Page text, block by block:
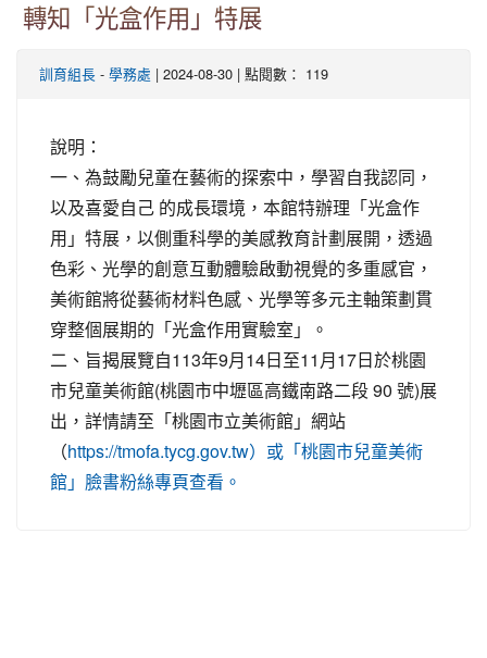
轉知「光盒作用」特展
訓育組長 - 學務處 | 2024-08-30 | 點閱數： 119
說明：
一、為鼓勵兒童在藝術的探索中，學習自我認同，
以及喜愛自己 的成長環境，本館特辦理「光盒作
用」特展，以側重科學的美感教育計劃展開，透過
色彩、光學的創意互動體驗啟動視覺的多重感官，
美術館將從藝術材料色感、光學等多元主軸策劃貫
穿整個展期的「光盒作用實驗室」。
二、旨揭展覽自113年9月14日至11月17日於桃園
市兒童美術館(桃園市中壢區高鐵南路二段 90 號)展
出，詳情請至「桃園市立美術館」網站
（https://tmofa.tycg.gov.tw）或「桃園市兒童美術
館」臉書粉絲專頁查看。